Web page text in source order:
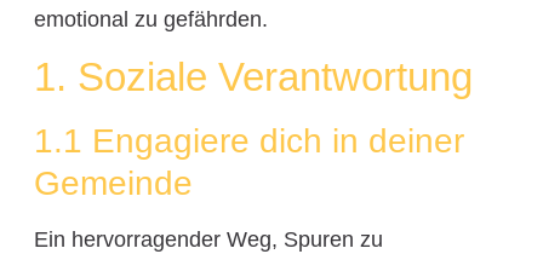
emotional zu gefährden.
1. Soziale Verantwortung
1.1 Engagiere dich in deiner
Gemeinde
Ein hervorragender Weg, Spuren zu